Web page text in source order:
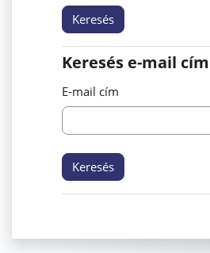
Keresés e-mail cím
Keresés e-mail
E-mail cím